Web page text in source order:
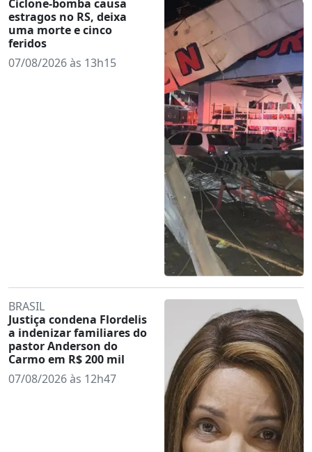
Ciclone-bomba causa
estragos no RS, deixa
uma morte e cinco
feridos
07/08/2026 às 13h15
BRASIL
Justiça condena Flordelis
a indenizar familiares do
pastor Anderson do
Carmo em R$ 200 mil
07/08/2026 às 12h47